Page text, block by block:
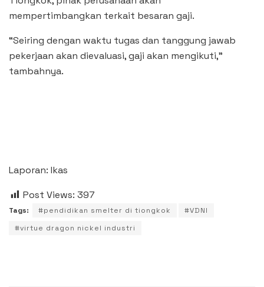
mempertimbangkan terkait besaran gaji.
“Seiring dengan waktu tugas dan tanggung jawab
pekerjaan akan dievaluasi, gaji akan mengikuti,”
tambahnya.
Laporan: Ikas
Post Views: 397
Tags: #pendidikan smelter di tiongkok
#VDNI
#virtue dragon nickel industri